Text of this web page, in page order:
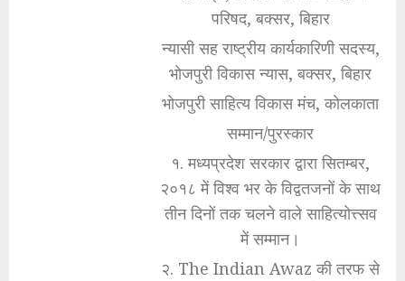
परिषद, बक्सर, बिहार
न्यासी सह राष्ट्रीय कार्यकारिणी सदस्य,
भोजपुरी विकास न्यास, बक्सर, बिहार
भोजपुरी साहित्य विकास मंच, कोलकाता
सम्मान/पुरस्कार
१. मध्यप्रदेश सरकार द्वारा सितम्बर,
२०१८ में विश्व भर के विद्वतजनों के साथ
तीन दिनों तक चलने वाले साहित्योत्त्सव
में सम्मान।
२. The Indian Awaz की तरफ से